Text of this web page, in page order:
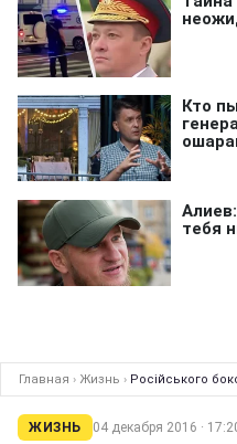
Главная › Жизнь › Російського
ЖИЗНЬ 04 декабря 2016 ·